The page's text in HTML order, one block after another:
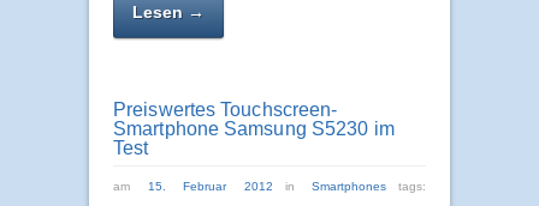
Lesen →
Preiswertes Touchscreen-
Smartphone Samsung S5230 im
Test
am 15. Februar 2012 in Smartphones tags: